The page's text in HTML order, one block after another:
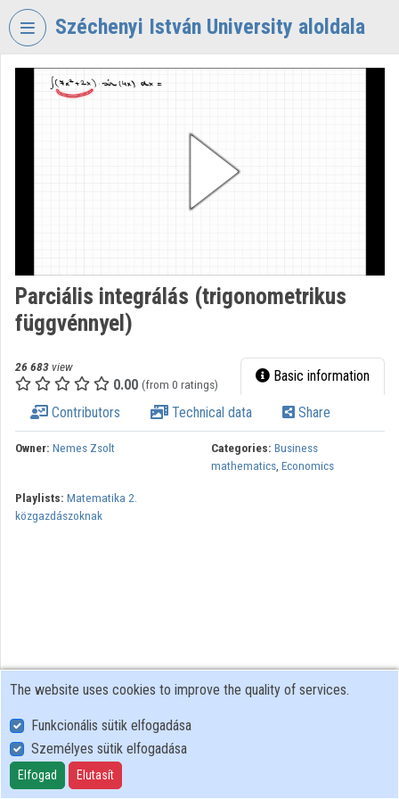
Skip header
Széchenyi István University aloldala
VIDEOTORIUM
Categories
Contributors
Parciális integrálás (trigonometrikus
függvénnyel)
26 683 view
0.00 (from 0 ratings) Basic information
Contributors Technical data Share
Owner: Nemes Zsolt Categories: Business
mathematics, Economics
Playlists: Matematika 2.
közgazdászoknak
User Policy
Adatkezelési tájékoztató (en)
Cookie Policy
The website uses cookies to improve the quality of services.
Funkcionális sütik elfogadása
Személyes sütik elfogadása
Elfogad Elutasít